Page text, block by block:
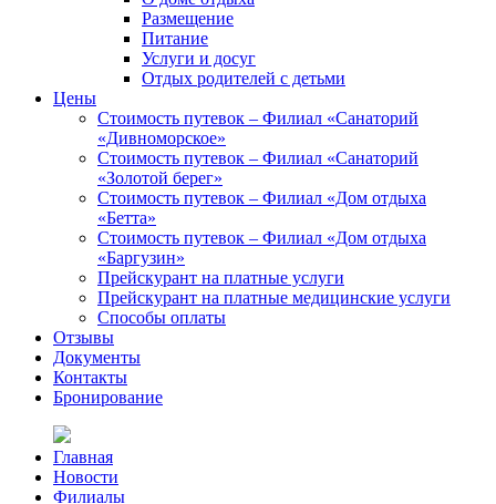
Размещение
Питание
Услуги и досуг
Отдых родителей с детьми
Цены
Стоимость путевок – Филиал «Санаторий
«Дивноморское»
Стоимость путевок – Филиал «Санаторий
«Золотой берег»
Стоимость путевок – Филиал «Дом отдыха
«Бетта»
Стоимость путевок – Филиал «Дом отдыха
«Баргузин»
Прейскурант на платные услуги
Прейскурант на платные медицинские услуги
Способы оплаты
Отзывы
Документы
Контакты
Бронирование
Главная
Новости
Филиалы